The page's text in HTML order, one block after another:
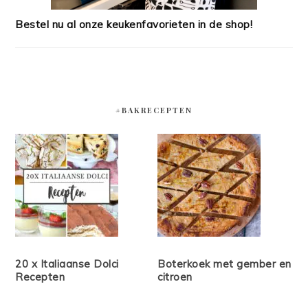
Bestel nu al onze keukenfavorieten in de shop!
#BAKRECEPTEN
20 x Italiaanse Dolci
Recepten
Boterkoek met gember en
citroen